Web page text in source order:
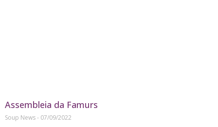
Assembleia da Famurs
Soup News
07/09/2022